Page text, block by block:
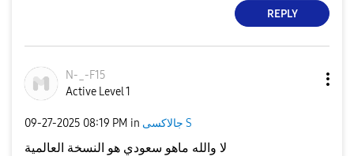
REPLY
N-_-F15
Active Level 1
‎09-27-2025 08:19 PM in جالاكسى S
لا والله ماهو سعودي هو النسخة العالمية